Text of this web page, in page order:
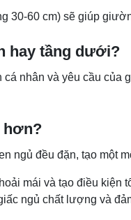
30-60 cm) sẽ giúp
hay tầng dưới?
nhân và yêu cầu của
hơn?
ngủ đều đặn, tạo
mái và tạo điều
ngủ chất lượng và